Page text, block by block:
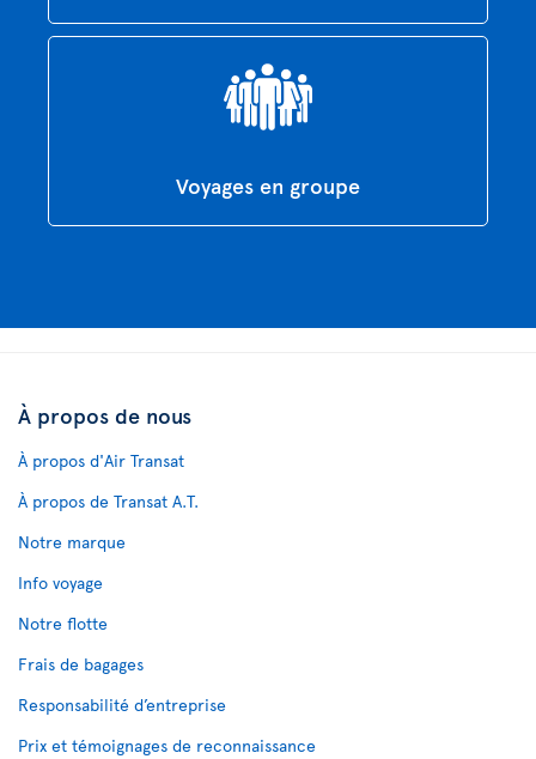
Voyages en groupe
À propos de nous
À propos d'Air Transat
À propos de Transat A.T.
Notre marque
Info voyage
Notre flotte
Frais de bagages
Responsabilité d’entreprise
Prix et témoignages de reconnaissance